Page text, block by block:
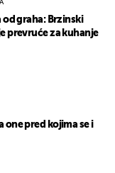
graha: Brzinski
prevruće za kuhanje
one pred kojima se i